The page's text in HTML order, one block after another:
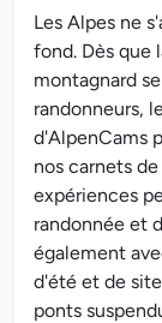
Les Alpes ne
fond. Dès que
montagnard
randonneurs,
d'AlpenCams
nos carnets
expériences
randonnée et
également
d'été et de
ponts